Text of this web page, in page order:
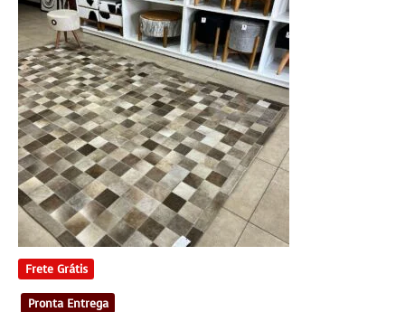
Frete Grátis
Pronta Entrega